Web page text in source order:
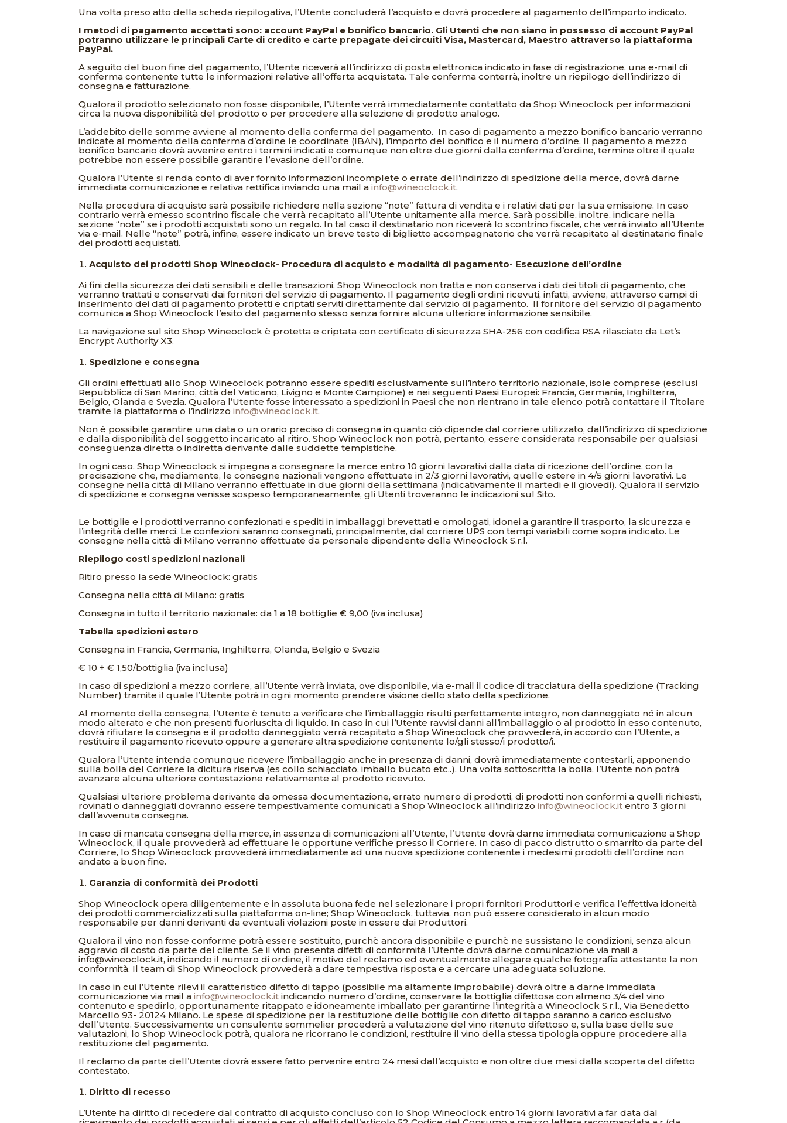
Una volta preso atto della scheda riepilogativa, l’Utente concluderà l’acquisto e dovrà procedere al pagamento dell’importo indicato.
I metodi di pagamento accettati sono: account PayPal e bonifico bancario. Gli Utenti che non siano in possesso di account PayPal
potranno utilizzare le principali Carte di credito e carte prepagate dei circuiti Visa, Mastercard, Maestro attraverso la piattaforma
PayPal.
A seguito del buon fine del pagamento, l’Utente riceverà all’indirizzo di posta elettronica indicato in fase di registrazione, una e-mail di
conferma contenente tutte le informazioni relative all’offerta acquistata. Tale conferma conterrà, inoltre un riepilogo dell’indirizzo di
consegna e fatturazione.
Qualora il prodotto selezionato non fosse disponibile, l’Utente verrà immediatamente contattato da Shop Wineoclock per informazioni
circa la nuova disponibilità del prodotto o per procedere alla selezione di prodotto analogo.
L’addebito delle somme avviene al momento della conferma del pagamento. In caso di pagamento a mezzo bonifico bancario verranno
indicate al momento della conferma d’ordine le coordinate (IBAN), l’importo del bonifico e il numero d’ordine. Il pagamento a mezzo
bonifico bancario dovrà avvenire entro i termini indicati e comunque non oltre due giorni dalla conferma d’ordine, termine oltre il quale
potrebbe non essere possibile garantire l’evasione dell’ordine.
Qualora l’Utente si renda conto di aver fornito informazioni incomplete o errate dell’indirizzo di spedizione della merce, dovrà darne
immediata comunicazione e relativa rettifica inviando una mail ainfo@wineoclock.it.
Nella procedura di acquisto sarà possibile richiedere nella sezione “note” fattura di vendita e i relativi dati per la sua emissione. In caso
contrario verrà emesso scontrino fiscale che verrà recapitato all’Utente unitamente alla merce. Sarà possibile, inoltre, indicare nella
sezione “note” se i prodotti acquistati sono un regalo. In tal caso il destinatario non riceverà lo scontrino fiscale, che verrà inviato all’Utente
via e-mail. Nelle “note” potrà, infine, essere indicato un breve testo di biglietto accompagnatorio che verrà recapitato al destinatario finale
dei prodotti acquistati.
Acquisto dei prodotti Shop Wineoclock- Procedura di acquisto e modalità di pagamento- Esecuzione dell’ordine
Ai fini della sicurezza dei dati sensibili e delle transazioni, Shop Wineoclock non tratta e non conserva i dati dei titoli di pagamento, che
verranno trattati e conservati dai fornitori del servizio di pagamento. Il pagamento degli ordini ricevuti, infatti, avviene, attraverso campi di
inserimento dei dati di pagamento protetti e criptati serviti direttamente dal servizio di pagamento. Il fornitore del servizio di pagamento
comunica a Shop Wineoclock l’esito del pagamento stesso senza fornire alcuna ulteriore informazione sensibile.
La navigazione sul sito Shop Wineoclock è protetta e criptata con certificato di sicurezza SHA-256 con codifica RSA rilasciato da Let’s
Encrypt Authority X3.
Spedizione e consegna
Gli ordini effettuati allo Shop Wineoclock potranno essere spediti esclusivamente sull’intero territorio nazionale, isole comprese (esclusi
Repubblica di San Marino, città del Vaticano, Livigno e Monte Campione) e nei seguenti Paesi Europei: Francia, Germania, Inghilterra,
Belgio, Olanda e Svezia. Qualora l’Utente fosse interessato a spedizioni in Paesi che non rientrano in tale elenco potrà contattare il Titolare
tramite la piattaforma o l’indirizzoinfo@wineoclock.it.
Non è possibile garantire una data o un orario preciso di consegna in quanto ciò dipende dal corriere utilizzato, dall’indirizzo di spedizione
e dalla disponibilità del soggetto incaricato al ritiro. Shop Wineoclock non potrà, pertanto, essere considerata responsabile per qualsiasi
conseguenza diretta o indiretta derivante dalle suddette tempistiche.
In ogni caso, Shop Wineoclock si impegna a consegnare la merce entro 10 giorni lavorativi dalla data di ricezione dell’ordine, con la
precisazione che, mediamente, le consegne nazionali vengono effettuate in 2/3 giorni lavorativi, quelle estere in 4/5 giorni lavorativi. Le
consegne nella città di Milano verranno effettuate in due giorni della settimana (indicativamente il martedi e il giovedi). Qualora il servizio
di spedizione e consegna venisse sospeso temporaneamente, gli Utenti troveranno le indicazioni sul Sito.
Le bottiglie e i prodotti verranno confezionati e spediti in imballaggi brevettati e omologati, idonei a garantire il trasporto, la sicurezza e
l’integrità delle merci. Le confezioni saranno consegnati, principalmente, dal corriere UPS con tempi variabili come sopra indicato. Le
consegne nella città di Milano verranno effettuate da personale dipendente della Wineoclock S.r.l.
Riepilogo costi spedizioni nazionali
Ritiro presso la sede Wineoclock: gratis
Consegna nella città di Milano: gratis
Consegna in tutto il territorio nazionale: da 1 a 18 bottiglie € 9,00 (iva inclusa)
Tabella spedizioni estero
Consegna in Francia, Germania, Inghilterra, Olanda, Belgio e Svezia
€ 10 + € 1,50/bottiglia (iva inclusa)
In caso di spedizioni a mezzo corriere, all’Utente verrà inviata, ove disponibile, via e-mail il codice di tracciatura della spedizione (Tracking
Number) tramite il quale l’Utente potrà in ogni momento prendere visione dello stato della spedizione.
Al momento della consegna, l’Utente è tenuto a verificare che l’imballaggio risulti perfettamente integro, non danneggiato né in alcun
modo alterato e che non presenti fuoriuscita di liquido. In caso in cui l’Utente ravvisi danni all’imballaggio o al prodotto in esso contenuto,
dovrà rifiutare la consegna e il prodotto danneggiato verrà recapitato a Shop Wineoclock che provvederà, in accordo con l’Utente, a
restituire il pagamento ricevuto oppure a generare altra spedizione contenente lo/gli stesso/i prodotto/i.
Qualora l’Utente intenda comunque ricevere l’imballaggio anche in presenza di danni, dovrà immediatamente contestarli, apponendo
sulla bolla del Corriere la dicitura riserva (es collo schiacciato, imballo bucato etc..). Una volta sottoscritta la bolla, l’Utente non potrà
avanzare alcuna ulteriore contestazione relativamente al prodotto ricevuto.
Qualsiasi ulteriore problema derivante da omessa documentazione, errato numero di prodotti, di prodotti non conformi a quelli richiesti,
rovinati o danneggiati dovranno essere tempestivamente comunicati a Shop Wineoclock all’indirizzoinfo@wineoclock.it entro 3 giorni
dall’avvenuta consegna.
In caso di mancata consegna della merce, in assenza di comunicazioni all’Utente, l’Utente dovrà darne immediata comunicazione a Shop
Wineoclock, il quale provvederà ad effettuare le opportune verifiche presso il Corriere. In caso di pacco distrutto o smarrito da parte del
Corriere, lo Shop Wineoclock provvederà immediatamente ad una nuova spedizione contenente i medesimi prodotti dell’ordine non
andato a buon fine.
Garanzia di conformità dei Prodotti
Shop Wineoclock opera diligentemente e in assoluta buona fede nel selezionare i propri fornitori Produttori e verifica l’effettiva idoneità
dei prodotti commercializzati sulla piattaforma on-line; Shop Wineoclock, tuttavia, non può essere considerato in alcun modo
responsabile per danni derivanti da eventuali violazioni poste in essere dai Produttori.
Qualora il vino non fosse conforme potrà essere sostituito, purchè ancora disponibile e purchè ne sussistano le condizioni, senza alcun
aggravio di costo da parte del cliente. Se il vino presenta difetti di conformità l’Utente dovrà darne comunicazione via mail a
info@wineoclock.it, indicando il numero di ordine, il motivo del reclamo ed eventualmente allegare qualche fotografia attestante la non
conformità. Il team di Shop Wineoclock provvederà a dare tempestiva risposta e a cercare una adeguata soluzione.
In caso in cui l’Utente rilevi il caratteristico difetto di tappo (possibile ma altamente improbabile) dovrà oltre a darne immediata
comunicazione via mail ainfo@wineoclock.it indicando numero d’ordine, conservare la bottiglia difettosa con almeno 3/4 del vino
contenuto e spedirlo, opportunamente ritappato e idoneamente imballato per garantirne l’integrità a Wineoclock S.r.l., Via Benedetto
Marcello 93- 20124 Milano. Le spese di spedizione per la restituzione delle bottiglie con difetto di tappo saranno a carico esclusivo
dell’Utente. Successivamente un consulente sommelier procederà a valutazione del vino ritenuto difettoso e, sulla base delle sue
valutazioni, lo Shop Wineoclock potrà, qualora ne ricorrano le condizioni, restituire il vino della stessa tipologia oppure procedere alla
restituzione del pagamento.
Il reclamo da parte dell’Utente dovrà essere fatto pervenire entro 24 mesi dall’acquisto e non oltre due mesi dalla scoperta del difetto
contestato.
Diritto di recesso
L’Utente ha diritto di recedere dal contratto di acquisto concluso con lo Shop Wineoclock entro 14 giorni lavorativi a far data dal